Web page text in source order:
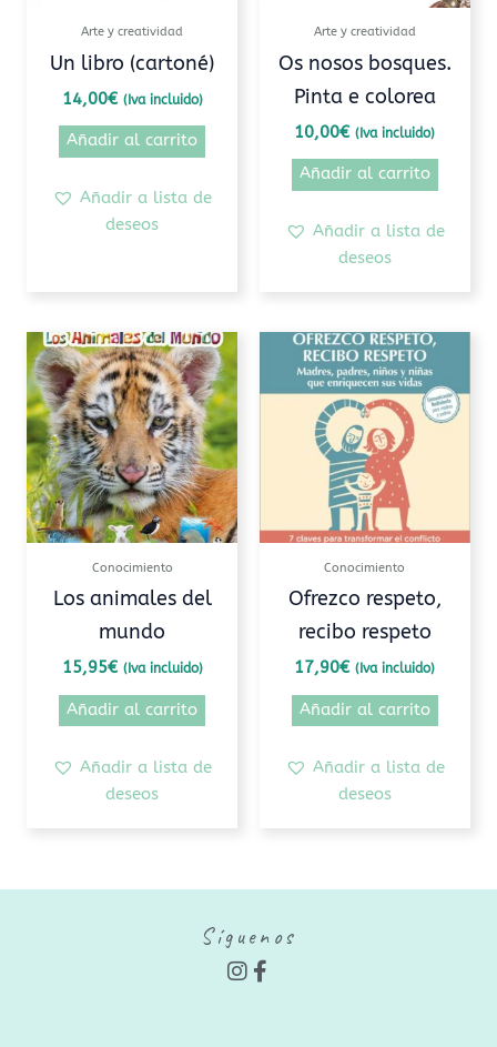
Arte y creatividad
Un libro (cartoné)
14,00€ (Iva incluido)
Añadir al carrito
Añadir a lista de
deseos
Arte y creatividad
Os nosos bosques.
Pinta e colorea
10,00€ (Iva incluido)
Añadir al carrito
Añadir a lista de
deseos
Conocimiento
Los animales del
mundo
15,95€ (Iva incluido)
Añadir al carrito
Añadir a lista de
deseos
Conocimiento
Ofrezco respeto,
recibo respeto
17,90€ (Iva incluido)
Añadir al carrito
Añadir a lista de
deseos
Síguenos
I
n
F
a